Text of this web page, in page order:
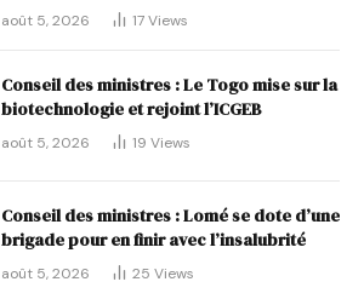
août 5, 2026 17Views
Conseil des ministres : Le Togo mise sur la
biotechnologie et rejoint l’ICGEB
août 5, 2026 19 Views
Conseil des ministres : Lomé se dote d’une
brigade pour en finir avec l’insalubrité
août 5, 2026 25 Views